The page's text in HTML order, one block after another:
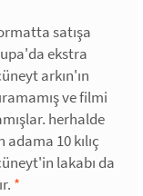
satışa
ekstra
arkın'ın
ve filmi
herhalde
10 kılıç
lakabı da
*